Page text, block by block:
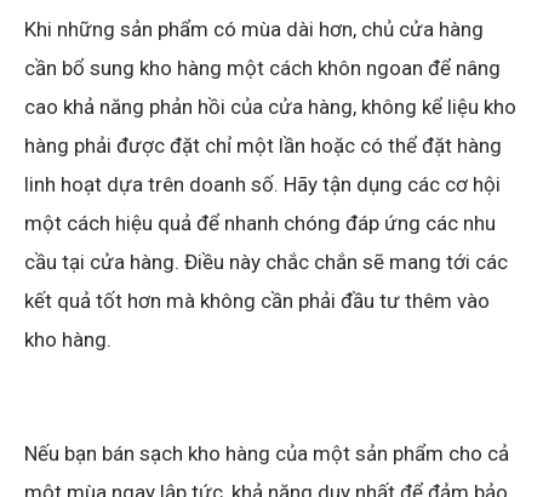
Khi những sản phẩm có mùa dài hơn, chủ cửa hàng
cần bổ sung kho hàng một cách khôn ngoan để nâng
cao khả năng phản hồi của cửa hàng, không kể liệu kho
hàng phải được đặt chỉ một lần hoặc có thể đặt hàng
linh hoạt dựa trên doanh số. Hãy tận dụng các cơ hội
một cách hiệu quả để nhanh chóng đáp ứng các nhu
cầu tại cửa hàng. Điều này chắc chắn sẽ mang tới các
kết quả tốt hơn mà không cần phải đầu tư thêm vào
kho hàng.
Nếu bạn bán sạch kho hàng của một sản phẩm cho cả
một mùa ngay lập tức, khả năng duy nhất để đảm bảo